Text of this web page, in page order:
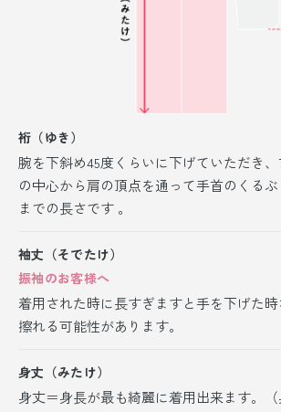
裄（ゆき）
腕を下斜め45度くらいに下げていただき
の中心から肩の頂点を通って手首のくる
までの長さです 。
袖丈（そでたけ）
振袖のお客様へ
着用された時に長すぎますと手を下げた
擦れる可能性があります。
身丈（みたけ）
身丈＝身長が最も綺麗に着用出来ます。